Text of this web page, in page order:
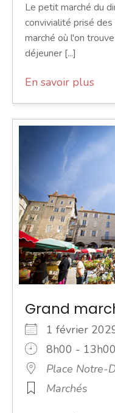
Le petit marché du
convivialité prisé
marché où l'on
déjeuner [...]
En savoir plus
Grand
1 février
8h00 - 13h00
Place Notre-
Marchés